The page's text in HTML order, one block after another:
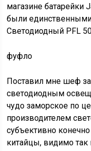
магазине батарейки
были
Светодиодный PFL
фуфло
Поставил мне шеф
светодиодным
чудо заморское по
производителем
субъективно
китайцы, видимо так